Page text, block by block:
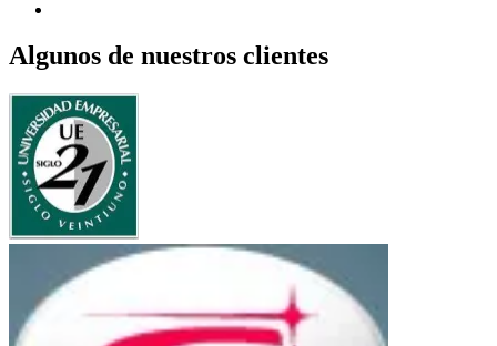
Algunos de nuestros clientes